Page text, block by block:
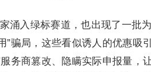
涌入绿标赛道，也出现了一批
”骗局，这些看似诱人的优惠
务商篡改、隐瞒实际申报量，